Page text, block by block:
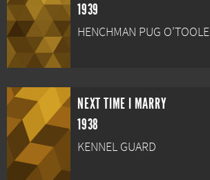
1939
HENCHMAN PUG O'TOOLE
NEXT TIME I MARRY
1938
KENNEL GUARD